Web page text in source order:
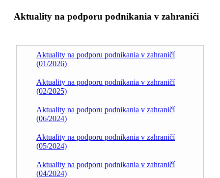
Aktuality na podporu podnikania v zahraničí
Aktuality na podporu podnikania v zahraničí
(01/2026)
Aktuality na podporu podnikania v zahraničí
(02/2025)
Aktuality na podporu podnikania v zahraničí
(06/2024)
Aktuality na podporu podnikania v zahraničí
(05/2024)
Aktuality na podporu podnikania v zahraničí
(04/2024)